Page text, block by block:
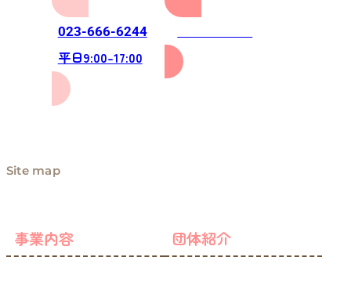
023-666-6244
平日9:00-17:00
Site map
事業内容 団体紹介